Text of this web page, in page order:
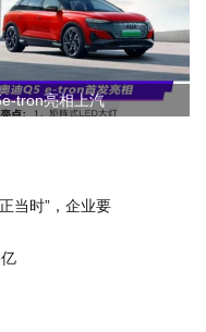
tron亮相上汽
当时”，企业要